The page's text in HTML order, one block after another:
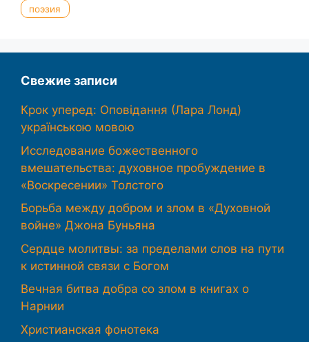
поэзия
Свежие записи
Крок уперед: Оповідання (Лара Лонд)
українською мовою
Исследование божественного
вмешательства: духовное пробуждение в
«Воскресении» Толстого
Борьба между добром и злом в «Духовной
войне» Джона Буньяна
Сердце молитвы: за пределами слов на пути
к истинной связи с Богом
Вечная битва добра со злом в книгах о
Нарнии
Христианская фонотека